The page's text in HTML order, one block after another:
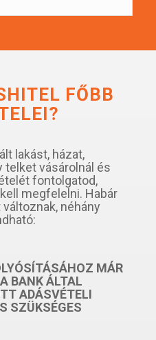
FŐBB
lakást, házat,
telket vásárolnál és
fontolgatod,
megfelelni. Habár
néhány
MÁR
BANK ÁLTAL
ADÁSVÉTELI
SZÜKSÉGES